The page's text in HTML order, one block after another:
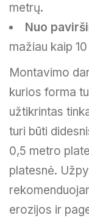
metrų.
Nuo
mažiau kaip
Montavimo
kurios forma
užtikrintas
turi būti
0,5 metro
platesnė.
erozijos ir